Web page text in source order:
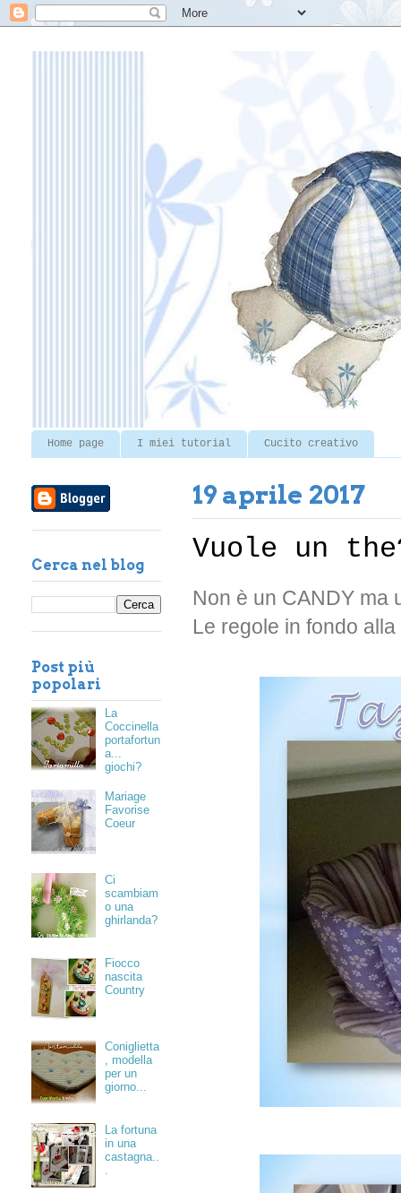
Home page I miei tutorial Cucito creativo
19 aprile 2017
Vuole un
Non è un CANDY ma
Le regole in fondo
Cerca nel blog
Post più
popolari
La
Coccinella
portafortun
a...
giochi?
Mariage
Favorise
Coeur
Ci
scambiam
o una
ghirlanda?
Fiocco
nascita
Country
Coniglietta
, modella
per un
giorno...
La fortuna
in una
castagna..
.